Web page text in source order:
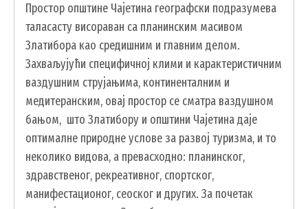
ИНТЕРНА РЕВИЗИЈА
УСЛУГЕ
ПОРТАЛ Е-УПРАВА
ВОДИЧ КРОЗ ЛОКАЛНУ УПРАВУ
ПИСАРНИЦА
ВИРТУЕЛНИ МАТИЧАР
Простор општине Чајетина географски подразумева
таласасту висораван са планинским масивом
Златибора као средишним и главним делом.
Захваљујући специфичној клими и карактеристичним
ваздушним струјањима, континенталним и
медитеранским, овај простор се сматра ваздушном
бањом, што Златибору и општини Чајетина даје
оптималне природне услове за развој туризма, и то
неколико видова, а превасходно: планинског,
здравственог, рекреативног, спортског,
манифестационог, сеоског и других. За почетак